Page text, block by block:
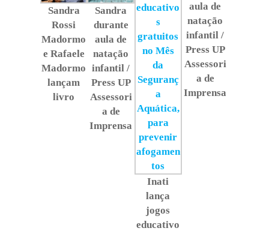
Sandra
Rossi
Madormo
e Rafaele
Madormo
lançam
livro
Sandra
durante
aula de
natação
infantil /
Press UP
Assessori
a de
Imprensa
Inati
lança
jogos
educativo
aula de
natação
infantil /
Press UP
Assessori
a de
Imprensa